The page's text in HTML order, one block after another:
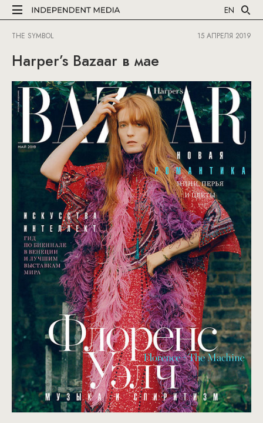
EN
THE SYMBOL 15 АПРЕЛЯ 2019
Harper’s Bazaar в мае